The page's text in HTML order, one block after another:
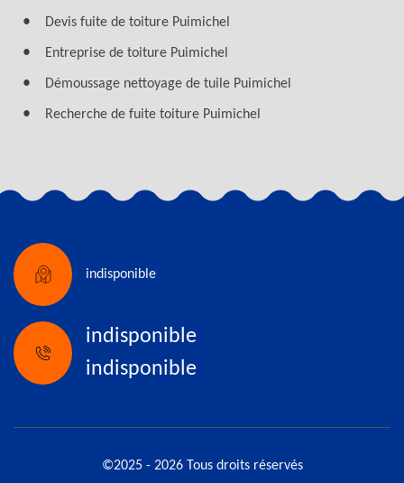
Devis fuite de toiture Puimichel
Entreprise de toiture Puimichel
Démoussage nettoyage de tuile Puimichel
Recherche de fuite toiture Puimichel
indisponible
indisponible
indisponible
©2025 - 2026 Tous droits réservés